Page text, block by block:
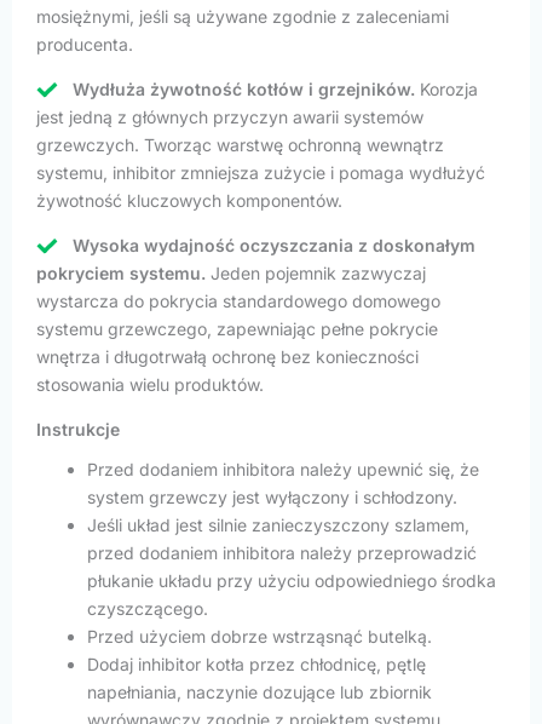
mosiężnymi, jeśli są używane zgodnie z zaleceniami
producenta.
Wydłuża żywotność kotłów i grzejników. Korozja
jest jedną z głównych przyczyn awarii systemów
grzewczych. Tworząc warstwę ochronną wewnątrz
systemu, inhibitor zmniejsza zużycie i pomaga wydłużyć
żywotność kluczowych komponentów.
Wysoka wydajność oczyszczania z doskonałym
pokryciem systemu. Jeden pojemnik zazwyczaj
wystarcza do pokrycia standardowego domowego
systemu grzewczego, zapewniając pełne pokrycie
wnętrza i długotrwałą ochronę bez konieczności
stosowania wielu produktów.
Instrukcje
Przed dodaniem inhibitora należy upewnić się, że
system grzewczy jest wyłączony i schłodzony.
Jeśli układ jest silnie zanieczyszczony szlamem,
przed dodaniem inhibitora należy przeprowadzić
płukanie układu przy użyciu odpowiedniego środka
czyszczącego.
Przed użyciem dobrze wstrząsnąć butelką.
Dodaj inhibitor kotła przez chłodnicę, pętlę
napełniania, naczynie dozujące lub zbiornik
wyrównawczy zgodnie z projektem systemu.